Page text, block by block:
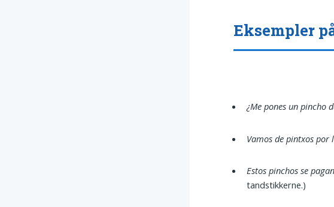
Eksempler
¿Me pones un pincho
Vamos de pintxos por
Estos pinchos se
tandstikkerne.)